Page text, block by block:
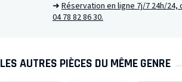
➜ Réservation en ligne 7j/7 24h/24,
04 78 82 86 30.
LES AUTRES PIÈCES DU MÊME GENRE